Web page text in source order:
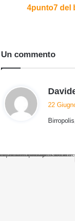
4punto7 del
Un commento
22